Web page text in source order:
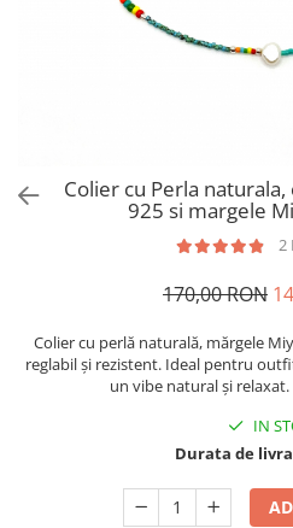
Coliere Transparente cu Cruce
Coliere Transparente cu Stea
Coliere Transparente cu Initiale
Coliere Transparente cu Flori
Coliere Transparente cu Molecule
Naturale
Coliere Transparente Diverse
Lănțișoare cu Inimioare
Lănțișoare cu Cruce
Lănțișoare cu Stea
Brățări din Argint cu pietre
Colier cu Perla
925 si margele
2
170,00 RON
Colier cu perlă naturală, mărgele
reglabil și rezistent. Ideal pentru
un vibe natural și relaxat.
IN
Durata de